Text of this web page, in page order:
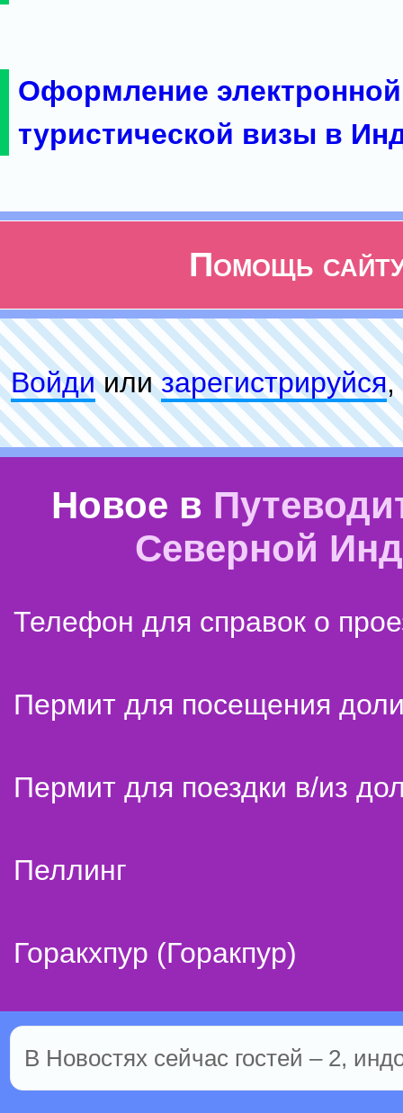
Оформление электронной
туристической визы в
Помощь
Войдиилизарeгиcтpируйся,
Новое в
Северной
Телефон для справок о
Пермит для посещения
Пермит для поездки в/из
Пеллинг
Горакхпур (Горакпур)
В Новостях сейчас гостей – 2,